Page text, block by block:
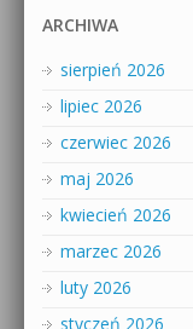
ARCHIWA
sierpień 2026
lipiec 2026
czerwiec 2026
maj 2026
kwiecień 2026
marzec 2026
luty 2026
styczeń 2026